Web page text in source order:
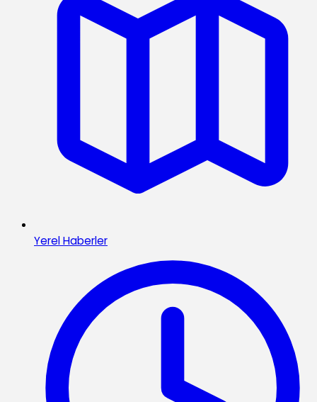
Yerel Haberler